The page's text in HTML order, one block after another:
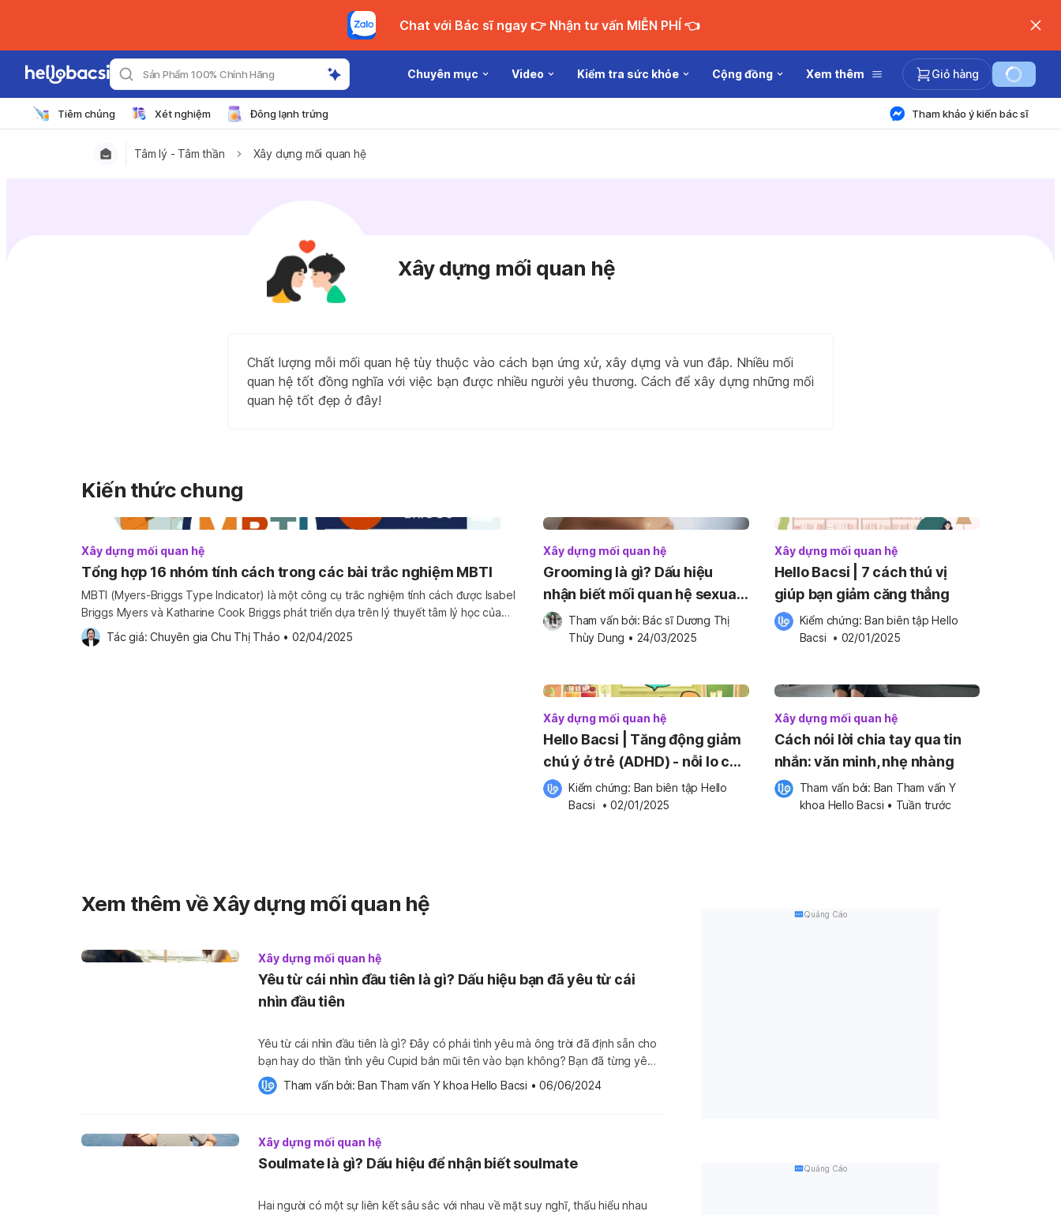
Chat với Bác sĩ ngay 👉 Nhận tư vấn MIỄN PHÍ 👈
Sản Phẩm 100% Chính Hãng Chuyên mục Video Kiểm tra sức khỏe Cộng đồng Xem thêm Giỏ hàng
Tiêm chủng Xét nghiệm Đông lạnh trứng Tham khảo ý kiến bác sĩ
Tâm lý - Tâm thần Xây dựng mối quan hệ
Xây dựng mối quan hệ
Chất lượng mỗi mối quan hệ tùy thuộc vào cách bạn ứng xử, xây dựng và vun đắp. Nhiều mối
quan hệ tốt đồng nghĩa với việc bạn được nhiều người yêu thương. Cách để xây dựng những mối
quan hệ tốt đẹp ở đây!
Kiến thức chung
Xây dựng mối quan hệ
Tổng hợp 16 nhóm tính cách trong các bài trắc nghiệm MBTI
MBTI (Myers-Briggs Type Indicator) là một công cụ trắc nghiệm tính cách được Isabel
Briggs Myers và Katharine Cook Briggs phát triển dựa trên lý thuyết tâm lý học của
Carl Jung, một nhà tâm thần học nổi tiếng người Thụy Sĩ. Phương pháp trắc nghiệm
MBTI không chỉ giúp cá nhân một người hiểu rõ […]
Tác giả: Chuyên gia Chu Thị Thảo • 02/04/2025
Xây dựng mối quan hệ
Grooming là gì? Dấu hiệu
nhận biết mối quan hệ sexual
grooming
Tham vấn bởi: Bác sĩ Dương Thị
Thùy Dung • 24/03/2025
Xây dựng mối quan hệ
Hello Bacsi | 7 cách thú vị
giúp bạn giảm căng thẳng
Kiểm chứng: Ban biên tập Hello
Bacsi • 02/01/2025
Xây dựng mối quan hệ
Hello Bacsi | Tăng động giảm
chú ý ở trẻ (ADHD) - nỗi lo của
phụ huynh
Kiểm chứng: Ban biên tập Hello
Bacsi
• 02/01/2025
Xây dựng mối quan hệ
Cách nói lời chia tay qua tin
nhắn: văn minh, nhẹ nhàng
Tham vấn bởi: Ban Tham vấn Y
khoa Hello Bacsi • Tuần trước
Xem thêm về Xây dựng mối quan hệ
Xây dựng mối quan hệ
Yêu từ cái nhìn đầu tiên là gì? Dấu hiệu bạn đã yêu từ cái
nhìn đầu tiên
Yêu từ cái nhìn đầu tiên là gì? Đây có phải tình yêu mà ông trời đã định sẵn cho
bạn hay do thần tình yêu Cupid bắn mũi tên vào bạn không? Bạn đã từng yêu
ai đó từ cái nhìn đầu tiên chưa? Trong bài viết này, chúng ta sẽ cùng tìm hiểu
sâu […]
Tham vấn bởi: Ban Tham vấn Y khoa Hello Bacsi • 06/06/2024
Xây dựng mối quan hệ
Soulmate là gì? Dấu hiệu để nhận biết soulmate
Hai người có một sự liên kết sâu sắc với nhau về mặt suy nghĩ, thấu hiểu nhau
Quảng Cáo
Quảng Cáo